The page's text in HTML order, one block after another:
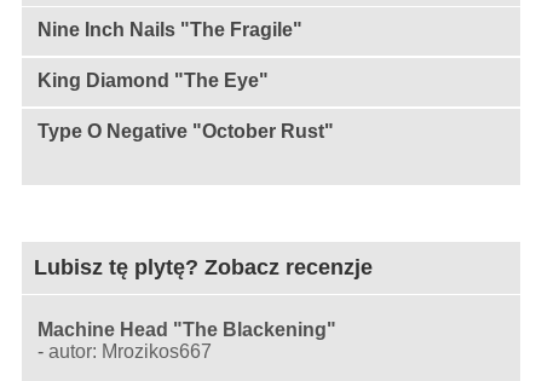
Nine Inch Nails "The Fragile"
King Diamond "The Eye"
Type O Negative "October Rust"
Lubisz tę plytę? Zobacz recenzje
Machine Head "The Blackening"
-autor: Mrozikos667